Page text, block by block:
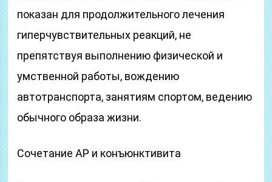
показан для продолжительного лечения
гиперчувствительных реакций, не
препятствуя выполнению физической и
умственной работы, вождению
автотранспорта, занятиям спортом, ведению
обычного образа жизни.
Сочетание АР и конъюнктивита